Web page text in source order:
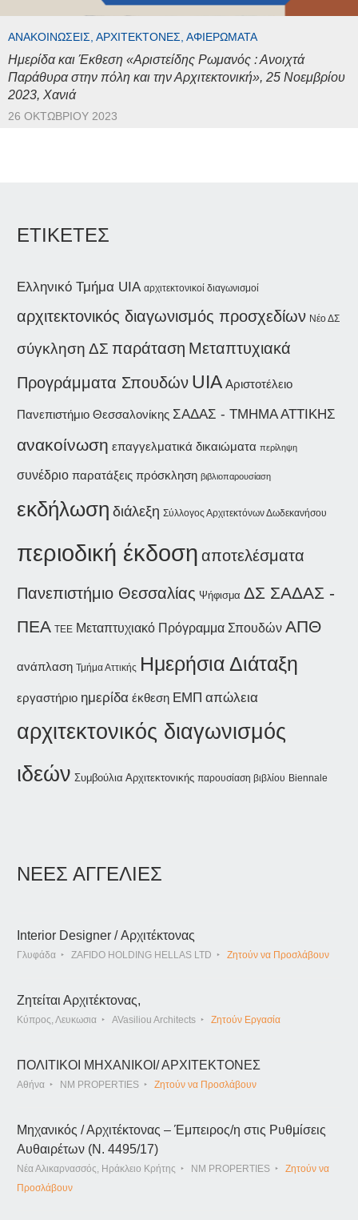
ΑΝΑΚΟΙΝΏΣΕΙΣ, ΑΡΧΙΤΈΚΤΟΝΕΣ, ΑΦΙΕΡΏΜΑΤΑ
Ημερίδα και Έκθεση «Αριστείδης Ρωμανός : Ανοιχτά
Παράθυρα στην πόλη και την Αρχιτεκτονική», 25 Νοεμβρίου
2023, Χανιά
26 ΟΚΤΩΒΡΊΟΥ 2023
ΕΤΙΚΕΤΕΣ
Ελληνικό Τμήμα UIA αρχιτεκτονικοί διαγωνισμοί
αρχιτεκτονικός διαγωνισμός προσχεδίων Νέο ΔΣ
σύγκληση ΔΣ παράταση Μεταπτυχιακά
Προγράμματα Σπουδών UIA Αριστοτέλειο
Πανεπιστήμιο Θεσσαλονίκης ΣΑΔΑΣ - ΤΜΗΜΑ ΑΤΤΙΚΗΣ
ανακοίνωση επαγγελματικά δικαιώματα περίληψη
συνέδριο παρατάξεις πρόσκληση βιβλιοπαρουσίαση
εκδήλωση διάλεξη Σύλλογος Αρχιτεκτόνων Δωδεκανήσου
περιοδική έκδοση αποτελέσματα
Πανεπιστήμιο Θεσσαλίας Ψήφισμα ΔΣ ΣΑΔΑΣ -
ΠΕΑ
ΤΕΕ Μεταπτυχιακό Πρόγραμμα Σπουδών ΑΠΘ
ανάπλαση Τμήμα Αττικής Ημερήσια Διάταξη
εργαστήριο ημερίδα έκθεση ΕΜΠ απώλεια
αρχιτεκτονικός διαγωνισμός
ιδεών Συμβούλια Αρχιτεκτονικής παρουσίαση βιβλίου Biennale
ΝΕΕΣ ΑΓΓΕΛΙΕΣ
Interior Designer / Αρχιτέκτονας
Γλυφάδα ZAFIDO HOLDING HELLAS LTD Ζητούν να Προσλάβουν
Ζητείται Αρχιτέκτονας,
Κύπρος, Λευκωσια AVasiliou Architects Ζητούν Εργασία
ΠΟΛΙΤΙΚΟΙ ΜΗΧΑΝΙΚΟΙ/ ΑΡΧΙΤΕΚΤΟΝΕΣ
Αθήνα NM PROPERTIES Ζητούν να Προσλάβουν
Μηχανικός / Αρχιτέκτονας – Έμπειρος/η στις Ρυθμίσεις
Αυθαιρέτων (Ν. 4495/17)
Νέα Αλικαρνασσός, Ηράκλειο Κρήτης NM PROPERTIES
Ζητούν να
Προσλάβουν